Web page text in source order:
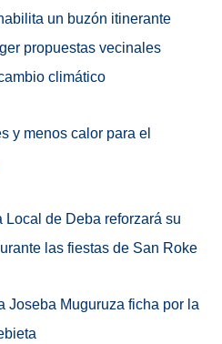
un buzón itinerante
propuestas vecinales
climático
y menos calor para el
Local de Deba reforzará su
las fiestas de San Roke
Joseba Muguruza ficha por la